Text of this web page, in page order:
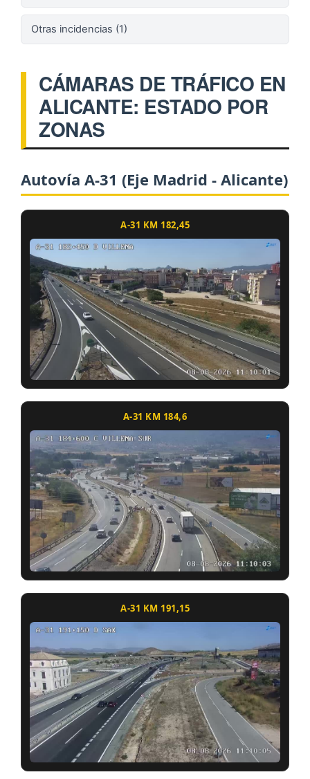
Otras incidencias (1)
CÁMARAS DE TRÁFICO EN
ALICANTE: ESTADO POR
ZONAS
Autovía A-31 (Eje Madrid - Alicante)
A-31 KM 182,45
A-31 KM 184,6
A-31 KM 191,15